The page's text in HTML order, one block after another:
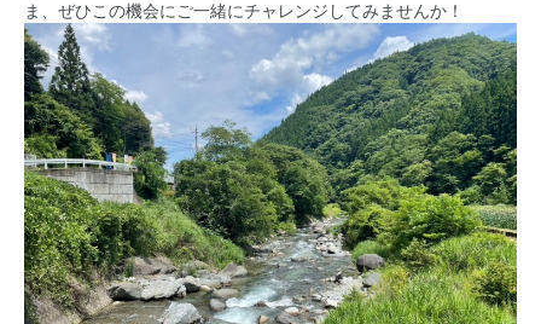
ま、ぜひこの機会にご一緒にチャレンジしてみませんか！